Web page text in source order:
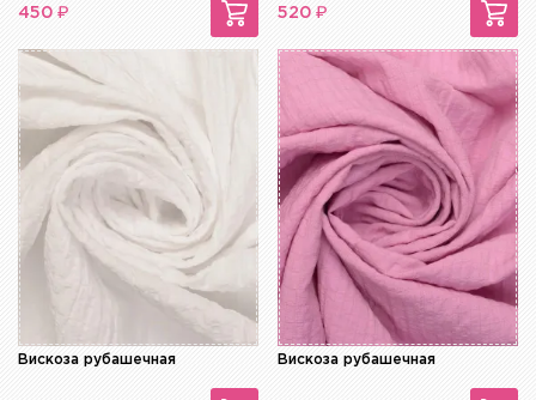
450 ₽ 520 ₽
Вискоза рубашечная Вискоза рубашечная